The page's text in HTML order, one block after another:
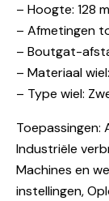
– Hoogte: 128
– Afmetingen
– Boutgat-
– Materiaal
– Type wiel:
Toepassingen:
Industriële
Machines en
instellingen,